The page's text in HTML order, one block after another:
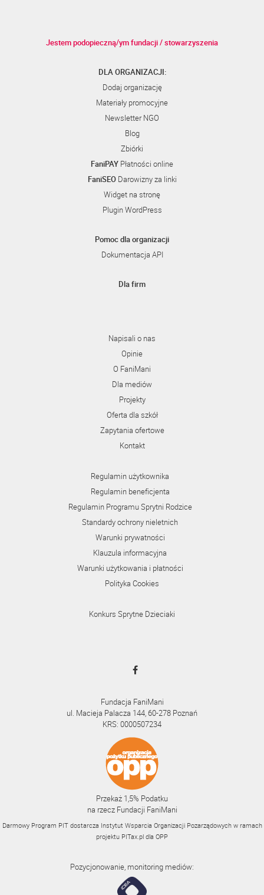
Jestem podopieczną/ym fundacji / stowarzyszenia
DLA ORGANIZACJI:
Dodaj organizację
Materiały promocyjne
Newsletter NGO
Blog
Zbiórki
FaniPAY Płatności online
FaniSEODarowizny za linki
Widget na stronę
Plugin WordPress
Pomoc dla organizacji
Dokumentacja API
Dla firm
Napisali o nas
Opinie
O FaniMani
Dla mediów
Projekty
Oferta dla szkół
Zapytania ofertowe
Kontakt
Regulamin użytkownika
Regulamin beneficjenta
Regulamin Programu Sprytni Rodzice
Standardy ochrony nieletnich
Warunki prywatności
Klauzula informacyjna
Warunki użytkowania i płatności
Polityka Cookies
Konkurs Sprytne Dzieciaki
Fundacja FaniMani
ul. Macieja Palacza 144, 60-278 Poznań
KRS: 0000507234
Przekaż 1,5% Podatku
na rzecz Fundacji FaniMani
Darmowy Program PIT dostarcza Instytut Wsparcia Organizacji Pozarządowych w ramach
projektu PITax.pl dla OPP
Pozycjonowanie, monitoring mediów: